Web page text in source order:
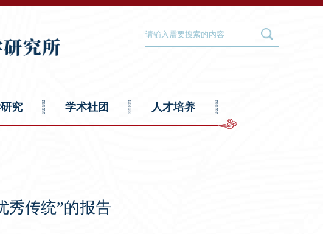
究 学术社团 人才培养
秀传统”的报告